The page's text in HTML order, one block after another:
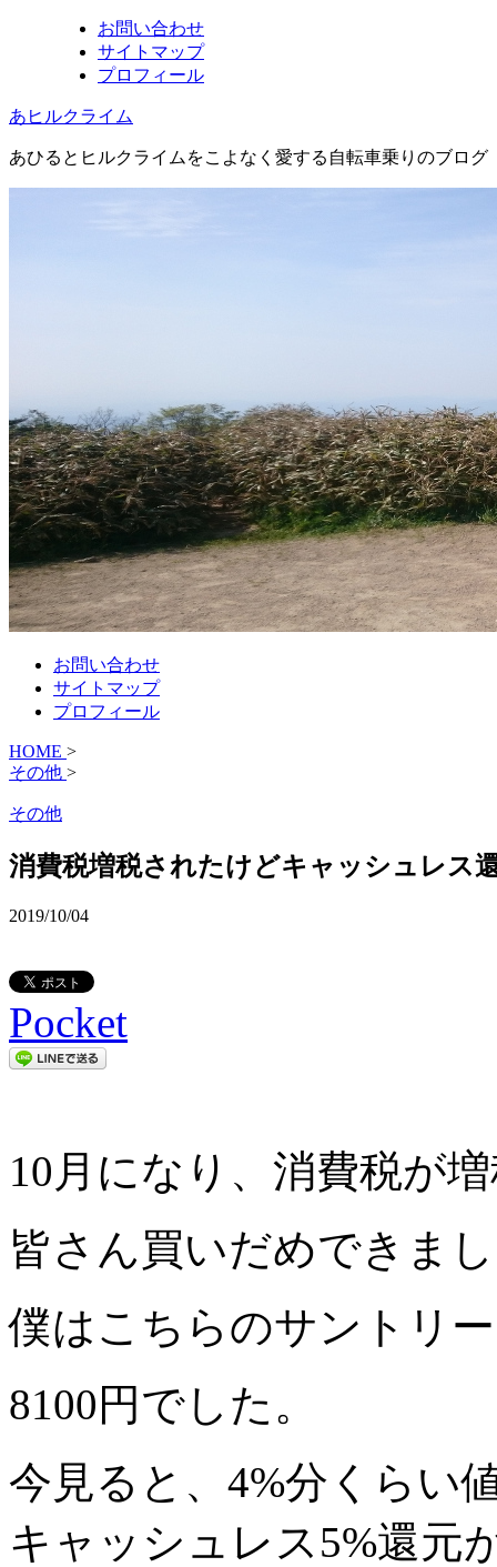
お問い合わせ
サイトマップ
プロフィール
あヒルクライム
あひるとヒルクライムをこよなく愛する自転車乗りのブログ
お問い合わせ
サイトマップ
プロフィール
HOME >
その他 >
その他
消費税増税されたけどキャッシュレス
2019/10/04
Pocket
10月になり、消費税が
皆さん買いだめできま
僕はこちらのサントリ
8100円でした。
今見ると、4%分くらい
キャッシュレス5%還元